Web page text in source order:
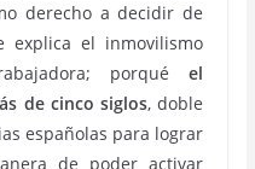
derecho a decidir de
explica el inmovilismo
porquéel
de cinco siglos, doble
españolas para lograr
de poder activar